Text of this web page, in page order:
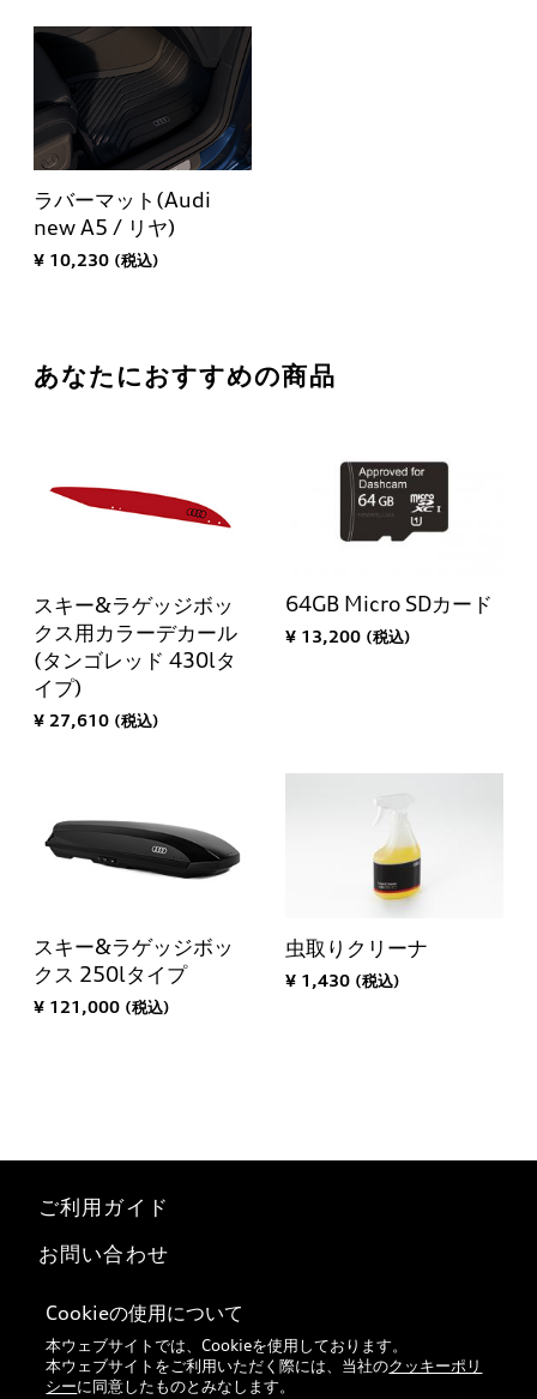
ラバーマット(Audi
new A5 / リヤ)
¥ 10,230 (税込)
あなたにおすすめの商品
スキー&ラゲッジボッ
クス用カラーデカール
(タンゴレッド 430lタ
イプ)
¥ 27,610 (税込)
64GB Micro SDカード
¥ 13,200 (税込)
スキー&ラゲッジボッ
クス 250lタイプ
¥ 121,000 (税込)
虫取りクリーナ
¥ 1,430 (税込)
ご利用ガイド
お問い合わせ
マイページ
特定商取引法に基づく表記
Cookieの使用について
本ウェブサイトでは、Cookieを使用しております。
本ウェブサイトをご利用いただく際には、当社のクッキーポリ
シーに同意したものとみなします。